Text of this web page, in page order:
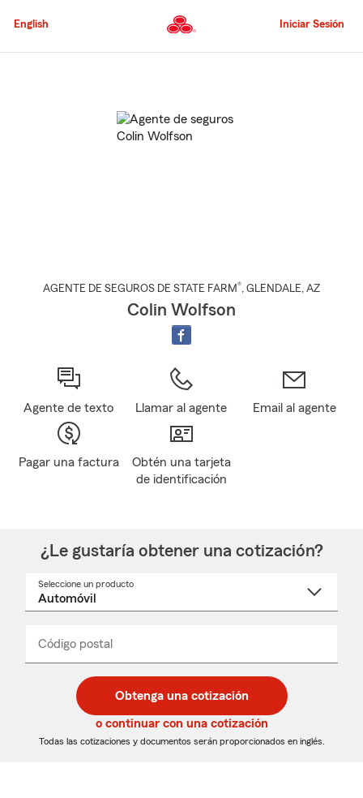
al
principal
English Iniciar Sesión
AGENTE DE SEGUROS DE STATE FARM®, GLENDALE, AZ
Colin Wolfson
Agente de texto Llamar al agente Email al agente
Pagar una factura
Obtén una tarjeta
de identificación
¿Le gustaría obtener una cotización?
Seleccione un producto
desplegable
Código postal
de
5
dígitos
de
5
dígitos
_____
Obtenga una cotización
o continuar con una cotización
Todas las cotizaciones y documentos serán proporcionados en inglés.